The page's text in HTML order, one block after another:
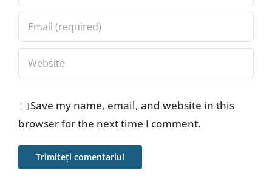
Save my name, email, and website in this
browser for the next time I comment.